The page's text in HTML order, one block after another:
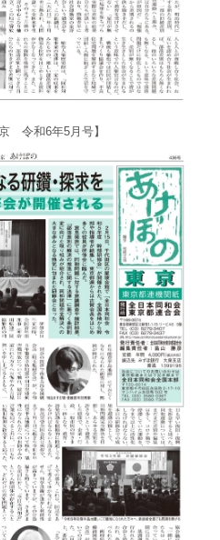
令和6年5月号】